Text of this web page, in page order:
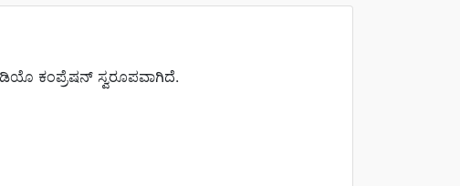
ಕಂಪ್ರೆಷನ್ ಸ್ವರೂಪವಾಗಿದೆ.